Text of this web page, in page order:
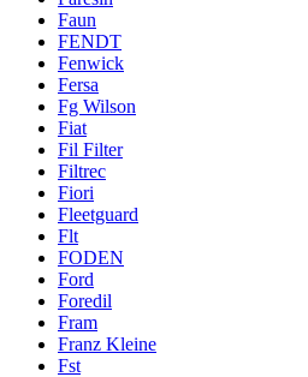
Faun
FENDT
Fenwick
Fersa
Fg Wilson
Fiat
Fil Filter
Filtrec
Fiori
Fleetguard
Flt
FODEN
Ford
Foredil
Fram
Franz Kleine
Fst